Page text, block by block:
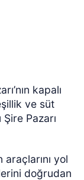
kapalı
ve süt
Pazarı
yol
doğrudan